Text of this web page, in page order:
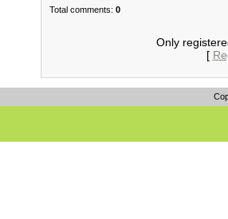
Total comments: 0
Only
[